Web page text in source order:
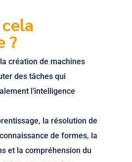
?
création de machines
des tâches qui
l’intelligence
la résolution de
de formes, la
et la compréhension du